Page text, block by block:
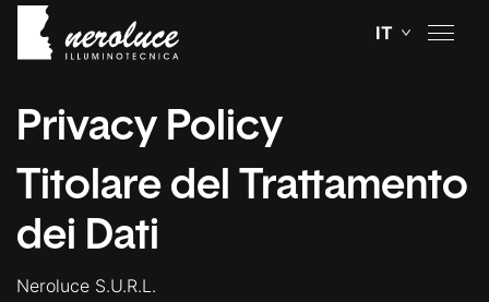
About
Illuminotecnica
Innovazione
Metodo
Privacy Policy
Titolare del Trattamento
dei Dati
Neroluce S.U.R.L.